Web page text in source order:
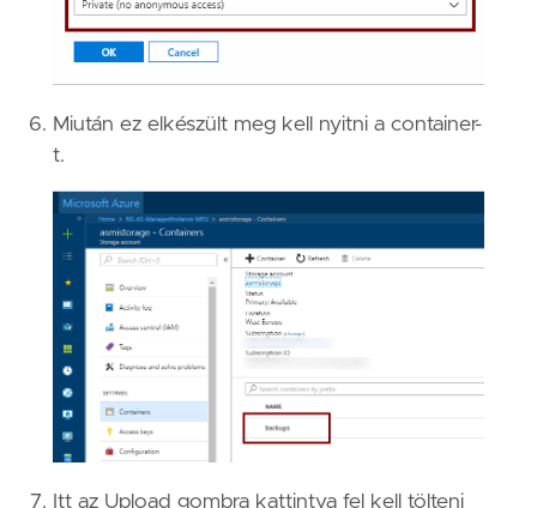
Miután ez elkészült meg kell nyitni a container-
t.
Itt az Upload gombra kattintva fel kell tölteni